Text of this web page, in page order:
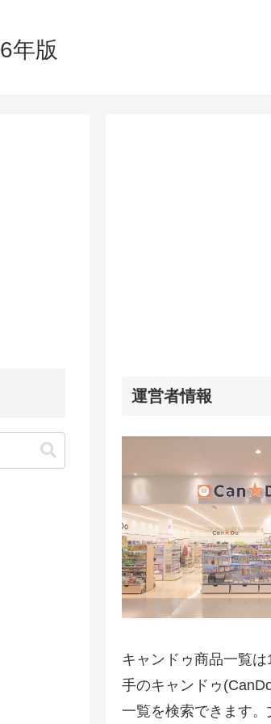
年版
運営者情報
キャンドゥ商品一覧
手のキャンドゥ
一覧を検索できます。